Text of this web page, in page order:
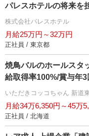
パレスホテルの将来を
株式会社パレスホテル
月給25万円～32万円
正社員 / 東京都
焼鳥バルのホールスタ
給取得率100%/賞与年3
いただきコッコちゃん 新道
月給34万6,350円～45万
正社員 / 北海道